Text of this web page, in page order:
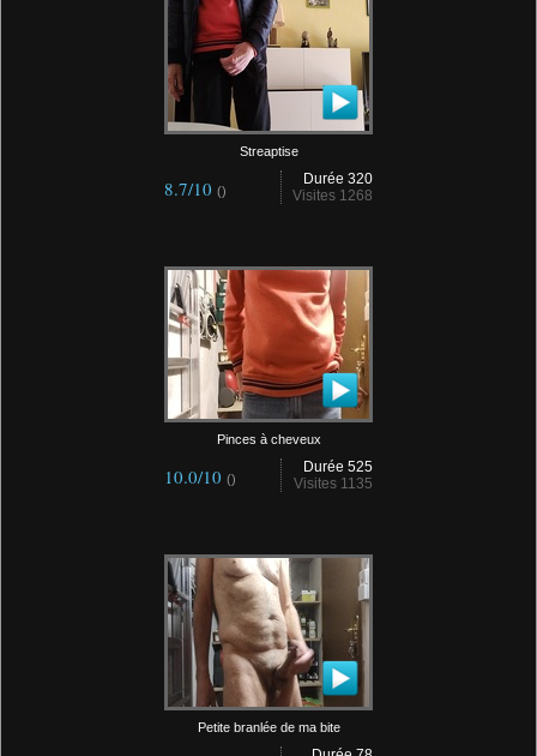
Streaptise
Durée 320
Visites 1268
8.7/10 ()
Pinces à cheveux
Durée 525
Visites 1135
10.0/10 ()
Petite branlée de ma bite